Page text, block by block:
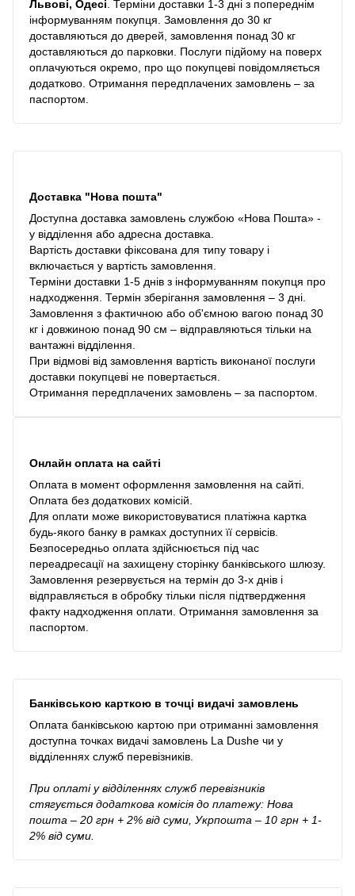
Львові, Одесі . Терміни доставки 1-3 дні з попереднім
інформуванням покупця. Замовлення до 30 кг
доставляються до дверей, замовлення понад 30 кг
доставляються до парковки. Послуги підйому на поверх
оплачуються окремо, про що покупцеві повідомляється
додатково. Отримання передплачених замовлень – за
паспортом.
Доставка "Нова пошта"
Доступна доставка замовлень службою «Нова Пошта» -
у відділення або адресна доставка.
Вартість доставки фіксована для типу товару і
включається у вартість замовлення.
Терміни доставки 1-5 днів з інформуванням покупця про
надходження. Термін зберігання замовлення – 3 дні.
Замовлення з фактичною або об'ємною вагою понад 30
кг і довжиною понад 90 см – відправляються тільки на
вантажні відділення.
При відмові від замовлення вартість виконаної послуги
доставки покупцеві не повертається.
Отримання передплачених замовлень – за паспортом.
Онлайн оплата на сайті
Оплата в момент оформлення замовлення на сайті.
Оплата без додаткових комісій.
Для оплати може використовуватися платіжна картка
будь-якого банку в рамках доступних її сервісів.
Безпосередньо оплата здійснюється під час
переадресації на захищену сторінку банківського шлюзу.
Замовлення резервується на термін до 3-х днів і
відправляється в обробку тільки після підтвердження
факту надходження оплати. Отримання замовлення за
паспортом.
Банківською карткою в точці видачі замовлень
Оплата банківською картою при отриманні замовлення
доступна точках видачі замовлень La Dushe чи у
відділеннях служб перевізників.
При оплаті у відділеннях служб перевізників
стягується додаткова комісія до платежу: Нова
пошта – 20 грн + 2% від суми, Укрпошта – 10 грн + 1-
2% від суми.